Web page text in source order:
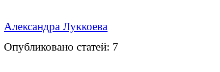
Александра Луккоева
Опубликовано статей: 7